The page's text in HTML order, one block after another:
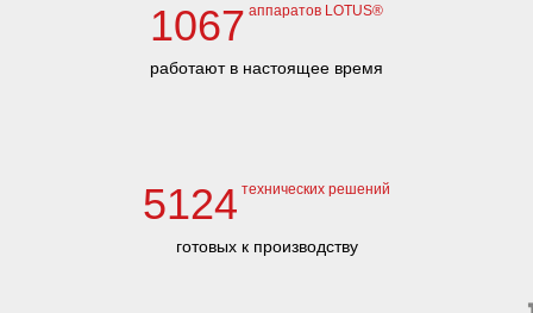
1067 аппаратов LOTUS®
работают в настоящее время
5124 технических решений
готовых к производству